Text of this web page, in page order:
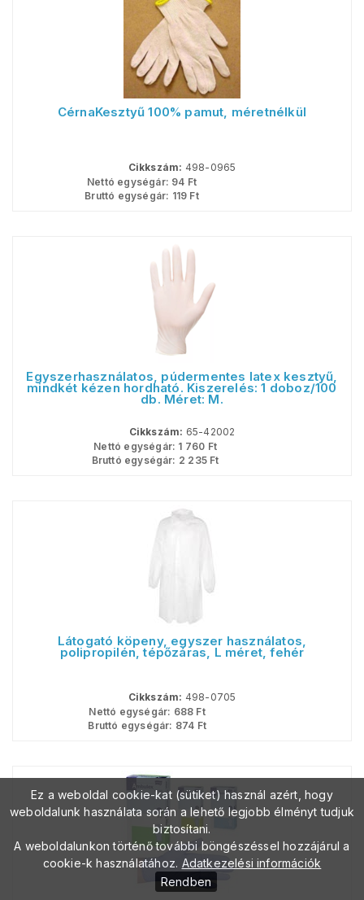
CérnaKesztyű 100% pamut, méretnélkül
Cikkszám: 498-0965
Nettó egységár: 94 Ft
Bruttó egységár: 119 Ft
Egyszerhasználatos, púdermentes latex kesztyű,
mindkét kézen hordható. Kiszerelés: 1 doboz/100
db. Méret: M.
Cikkszám: 65-42002
Nettó egységár: 1 760 Ft
Bruttó egységár: 2 235Ft
Látogató köpeny, egyszer használatos,
polipropilén, tépőzáras, L méret, fehér
Cikkszám: 498-0705
Nettó egységár: 688 Ft
Bruttó egységár: 874 Ft
Ez a weboldal cookie-kat (sütiket) használ azért, hogy
weboldalunk használata során a lehető legjobb élményt tudjuk
biztosítani.
A weboldalunkon történő további böngészéssel hozzájárul a
cookie-k használatához. Adatkezelési információk
Rendben